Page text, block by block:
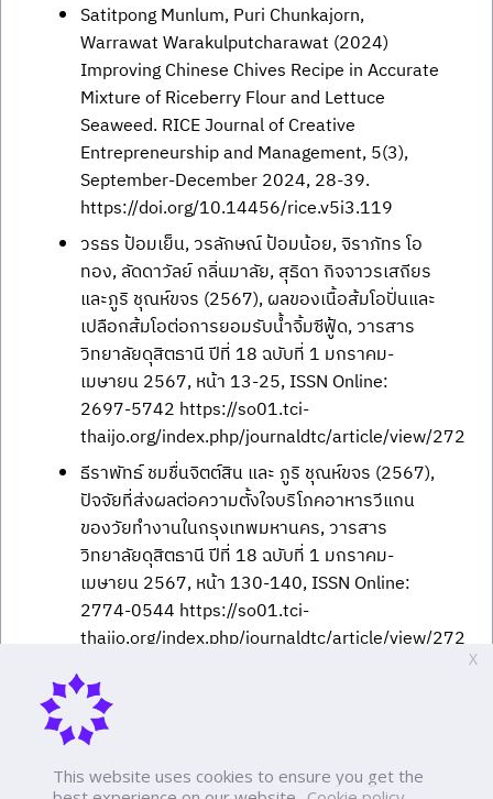
This website uses cookies to ensure you get the
X
Satitpong Munlum, Puri Chunkajorn,
Warrawat Warakulputcharawat (2024)
Improving Chinese Chives Recipe in Accurate
Mixture of Riceberry Flour and Lettuce
Seaweed. RICE Journal of Creative
Entrepreneurship and Management, 5(3),
September-December 2024, 28-39.
https://doi.org/10.14456/rice.v5i3.119
วรธร ป้อมเย็น, วรลักษณ์ ป้อมน้อย, จิราภัทร โอ
ทอง, ลัดดาวัลย์ กลิ่นมาลัย, สุธิดา กิจจาวรเสถียร
และภูริ ชุณห์ขจร (2567), ผลของเนื้อส้มโอปั่นและ
เปลือกส้มโอต่อการยอมรับน้ำจิ้มซีฟู้ด, วารสาร
วิทยาลัยดุสิตธานี ปีที่ 18 ฉบับที่ 1 มกราคม-
เมษายน 2567, หน้า 13-25, ISSN Online:
2697-5742 https://so01.tci-
thaijo.org/index.php/journaldtc/article/view/
ธีราพัทธ์ ชมชื่นจิตต์สิน และ ภูริ ชุณห์ขจร (2567),
ปัจจัยที่ส่งผลต่อความตั้งใจบริโภคอาหารวีแกน
ของวัยทำงานในกรุงเทพมหานคร, วารสาร
วิทยาลัยดุสิตธานี ปีที่ 18 ฉบับที่ 1 มกราคม-
เมษายน 2567, หน้า 130-140, ISSN Online:
2774-0544 https://so01.tci-
thaijo.org/index.php/journaldtc/article/view/
นิลุบล ประเคนภัทรา และภูริ ชุณห์ขจร (2567),
กลยุทธ์เพื่อการส่งเสริมการท่องเที่ยวเชิงอาหาร
เพื่อสุขภาพของประเทศไทย, วารสารวัฒนธรรม
มิถุนายน 2567 หน้าที่ 60-69, ISSN 2774-0544